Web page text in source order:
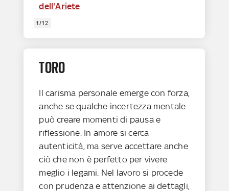
dell'Ariete
1/12
TORO
Il carisma personale emerge con forza,
anche se qualche incertezza mentale
può creare momenti di pausa e
riflessione. In amore si cerca
autenticità, ma serve accettare anche
ciò che non è perfetto per vivere
meglio i legami. Nel lavoro si procede
con prudenza e attenzione ai dettagli,